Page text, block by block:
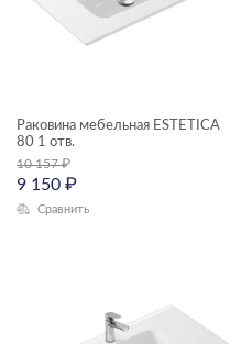
ЦВЕТ
КОЛЛЕКЦИЯ
Раковина мебельная ESTETICA
80 1 отв.
10 157₽
9 150 ₽
Сравнить